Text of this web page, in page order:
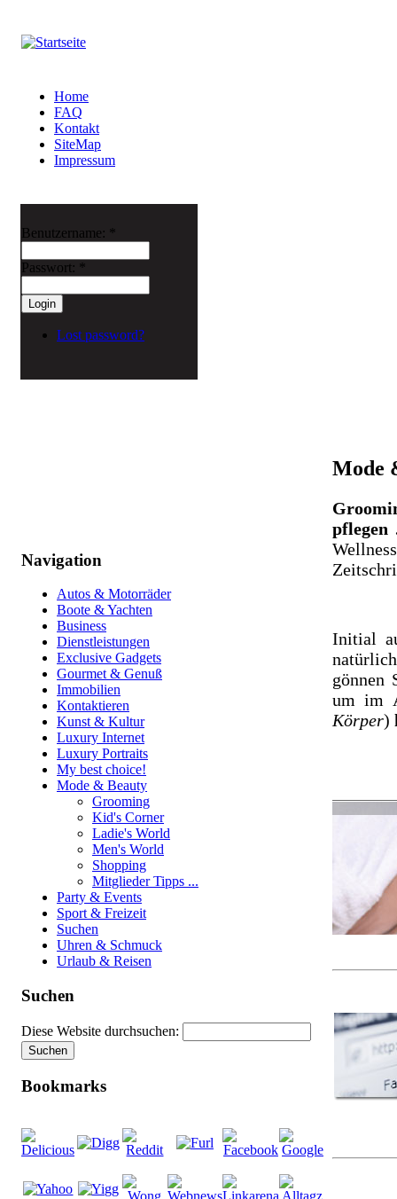
Home
FAQ
Kontakt
SiteMap
Impressum
Benutzername: *
Passwort: *
Lost password?
Navigation
Autos & Motorräder
Boote & Yachten
Business
Dienstleistungen
Exclusive Gadgets
Gourmet & Genuß
Immobilien
Kontaktieren
Kunst & Kultur
Luxury Internet
Luxury Portraits
My best choice!
Mode & Beauty
Grooming
Kid's Corner
Ladie's World
Men's World
Shopping
Mitglieder Tipps ...
Party & Events
Sport & Freizeit
Suchen
Uhren & Schmuck
Urlaub & Reisen
Suchen
Diese Website durchsuchen:
Bookmarks
Mode
pflegen
Initial
gönnen
um im
Körper)